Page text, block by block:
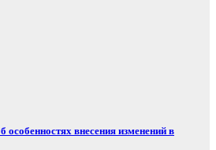
особенностях внесения изменений в